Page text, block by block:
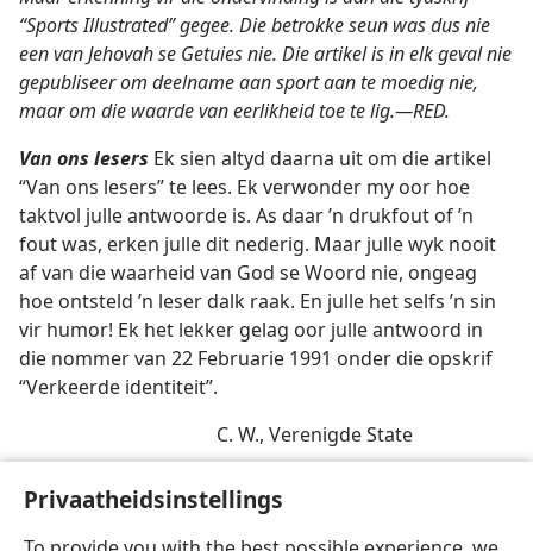
Privaatheidsinstellings
“Sports Illustrated” gegee. Die betrokke seun was dus nie
een van Jehovah se Getuies nie. Die artikel is in elk geval nie
gepubliseer om deelname aan sport aan te moedig nie,
maar om die waarde van eerlikheid toe te lig.—RED.
Van ons lesers Ek sien altyd daarna uit om die artikel
“Van ons lesers” te lees. Ek verwonder my oor hoe
taktvol julle antwoorde is. As daar ’n drukfout of ’n
fout was, erken julle dit nederig. Maar julle wyk nooit
af van die waarheid van God se Woord nie, ongeag
hoe ontsteld ’n leser dalk raak. En julle het selfs ’n sin
vir humor! Ek het lekker gelag oor julle antwoord in
die nommer van 22 Februarie 1991 onder die opskrif
“Verkeerde identiteit”.
C. W., Verenigde State